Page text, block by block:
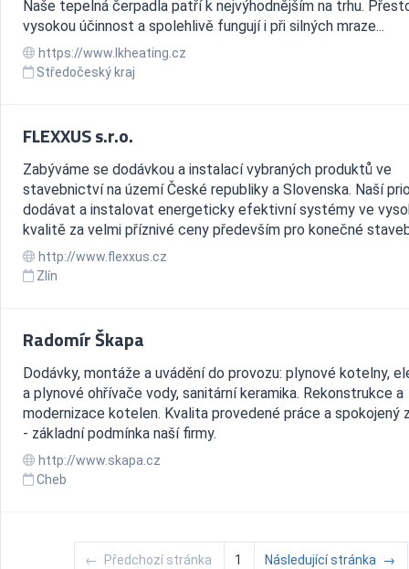
Naše tepelná čerpadla patří k nejvýhodnějším na trhu.
vysokou účinnost a spolehlivě fungují i při silných mraze...
https://www.lkheating.cz
Středočeský kraj
FLEXXUS s.r.o.
Zabýváme se dodávkou a instalací vybraných produktů ve
stavebnictví na území České republiky a Slovenska. Naší
dodávat a instalovat energeticky efektivní systémy ve
kvalitě za velmi příznivé ceny především pro konečné
http://www.flexxus.cz
Zlín
Radomír Škapa
Dodávky, montáže a uvádění do provozu: plynové kotelny,
a plynové ohřívače vody, sanitární keramika. Rekonstrukce a
modernizace kotelen. Kvalita provedené práce a spokojený
- základní podmínka naší firmy.
http://www.skapa.cz
Cheb
← Předchozí stránka 1 Následující stránka →